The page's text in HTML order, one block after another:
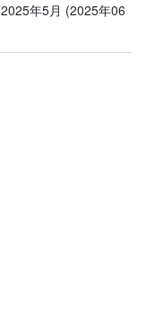
年5月 (2025年06